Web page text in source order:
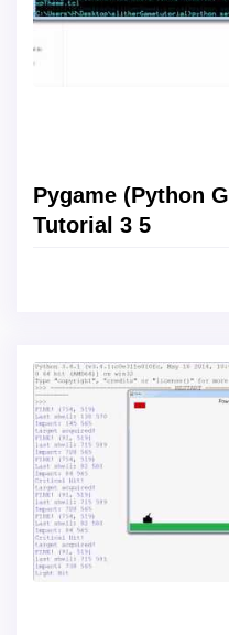
Pygame (Python
Tutorial 3 5